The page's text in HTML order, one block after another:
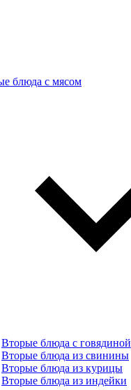
блюда с мясом
Вторые блюда с говядиной
Вторые блюда из свинины
Вторые блюда из курицы
Вторые блюда из индейки